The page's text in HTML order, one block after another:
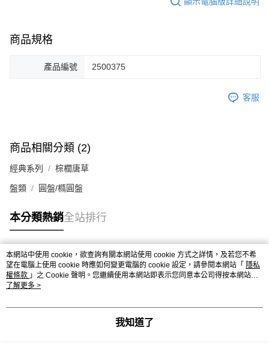
商品規格
產品編號 2500375
客服
商品相關分類 (2)
經典系列 棕櫚唐草
盤類 圓盤/橢圓盤
本分類熱銷全站排行
熱門標籤
本網站中使用 cookie，欲查詢有關本網站使用 cookie 方式之詳情，及若您不希
望在電腦上使用 cookie 時應如何變更電腦的 cookie 設定，請參閱本網站「 隱私
權條款 」之 Cookie 聲明。您繼續使用本網站即表示您同意本公司得按本網站使
用條款之 Cookie 聲明使用 cookie。
了解更多 >
我知道了